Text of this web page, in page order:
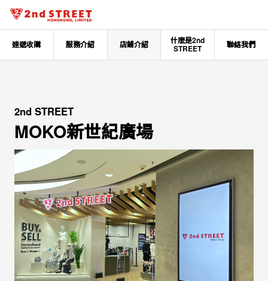
速遞收購 服務介紹 店鋪介紹
什麽是2nd
STREET
聯絡我們
2nd STREET
MOKO新世紀廣場